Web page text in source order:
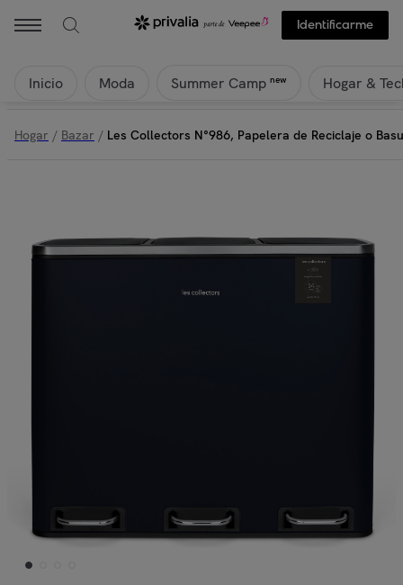
Identificarme
Inicio Moda Summer Camp new Hogar &
Hogar / Bazar / Les Collectors N°986, Papelera de Reciclaje o